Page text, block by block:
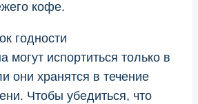
кофе.
годности
могут испортиться только в
они хранятся в течение
Чтобы убедиться, что